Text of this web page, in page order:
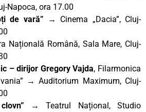
Napoca, ora 17.00
de vară” → Cinema „Dacia”, Cluj-
Națională Română, Sala Mare, Cluj-
– dirijor Gregory Vajda, Filarmonica
→ Auditorium Maximum, Cluj-
→ Teatrul Național, Studio